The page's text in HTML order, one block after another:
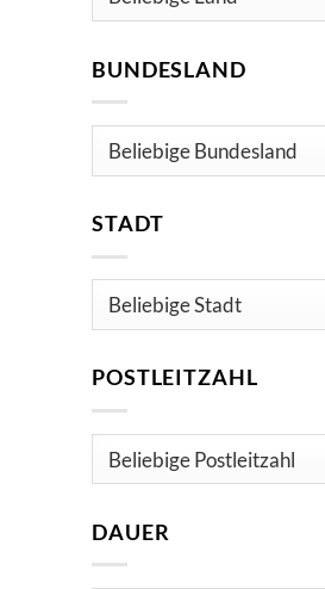
BUNDESLAND
STADT
POSTLEITZAHL
DAUER